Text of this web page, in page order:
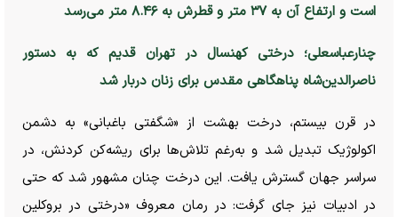
است و ارتفاع آن به ۳۷ متر و قطرش به ۸.۴۶ متر می‌رسد
چنارعباسعلی؛ درختی کهنسال در تهران قدیم که به دستور
ناصرالدین‌شاه پناهگاهی مقدس برای زنان دربار شد
در قرن بیستم، درخت بهشت از «شگفتی باغبانی» به دشمن
اکولوژیک تبدیل شد و به‌رغم تلاش‌ها برای ریشه‌کن کردنش، در
سراسر جهان گسترش یافت. این درخت چنان مشهور شد که حتی
در ادبیات نیز جای گرفت: در رمان معروف «درختی در بروکلین